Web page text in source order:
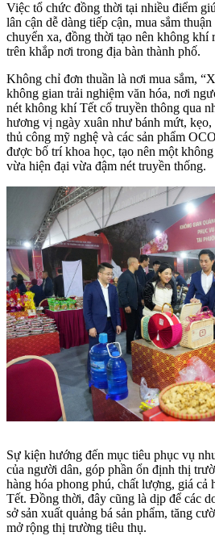
Việc tổ chức đồng thời tại nhiều điểm
lân cận dễ dàng tiếp cận, mua sắm
chuyển xa, đồng thời tạo nên không khí
trên khắp nơi trong địa bàn thành phố.
Không chỉ đơn thuần là nơi mua sắm,
không gian trải nghiệm văn hóa, nơi
nét không khí Tết cổ truyền thông qua
hương vị ngày xuân như bánh mứt, kẹo,
thủ công mỹ nghệ và các sản phẩm
được bố trí khoa học, tạo nên một
vừa hiện đại vừa đậm nét truyền thống.
Sự kiện hướng đến mục tiêu phục vụ
của người dân, góp phần ổn định thị
hàng hóa phong phú, chất lượng, giá cả
Tết. Đồng thời, đây cũng là dịp để các
sở sản xuất quảng bá sản phẩm, tăng
mở rộng thị trường tiêu thụ.